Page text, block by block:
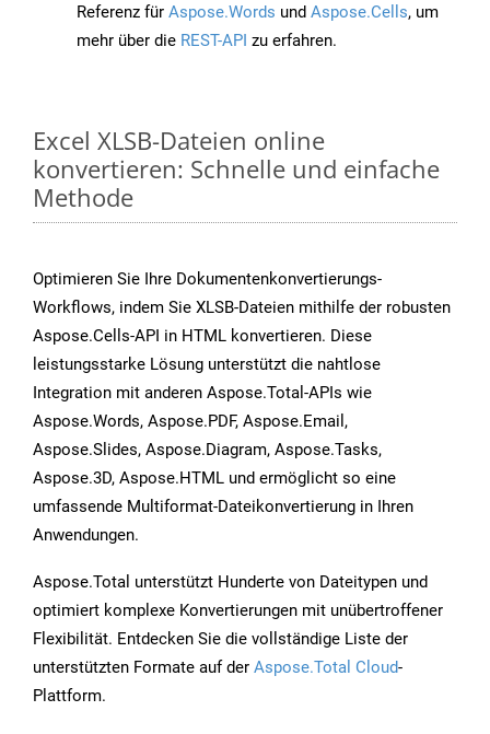
Referenz für Aspose.Words und Aspose.Cells, um
mehr über die REST-API zu erfahren.
Excel XLSB-Dateien online
konvertieren: Schnelle und einfache
Methode
Optimieren Sie Ihre Dokumentenkonvertierungs-
Workflows, indem Sie XLSB-Dateien mithilfe der robusten
Aspose.Cells-API in HTML konvertieren. Diese
leistungsstarke Lösung unterstützt die nahtlose
Integration mit anderen Aspose.Total-APIs wie
Aspose.Words, Aspose.PDF, Aspose.Email,
Aspose.Slides, Aspose.Diagram, Aspose.Tasks,
Aspose.3D, Aspose.HTML und ermöglicht so eine
umfassende Multiformat-Dateikonvertierung in Ihren
Anwendungen.
Aspose.Total unterstützt Hunderte von Dateitypen und
optimiert komplexe Konvertierungen mit unübertroffener
Flexibilität. Entdecken Sie die vollständige Liste der
unterstützten Formate auf der Aspose.Total Cloud-
Plattform.